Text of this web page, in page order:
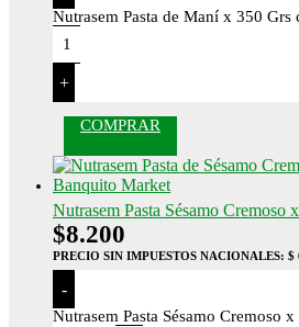
Nutrasem Pasta de Maní x 350 Grs
+
COMPRAR
Nutrasem Pasta Sésamo Cremoso
$8.200
PRECIO SIN IMPUESTOS NACIONALES: $
-
Nutrasem Pasta Sésamo Cremoso